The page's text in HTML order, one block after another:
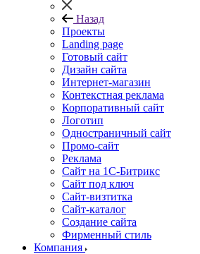
Назад
Проекты
Landing page
Готовый сайт
Дизайн сайта
Интернет-магазин
Контекстная реклама
Корпоративный сайт
Логотип
Одностраничный сайт
Промо-сайт
Реклама
Сайт на 1С-Битрикс
Сайт под ключ
Сайт-визтитка
Сайт-каталог
Создание сайта
Фирменный стиль
Компания